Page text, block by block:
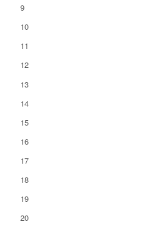
9
10
11
12
13
14
15
16
17
18
19
20